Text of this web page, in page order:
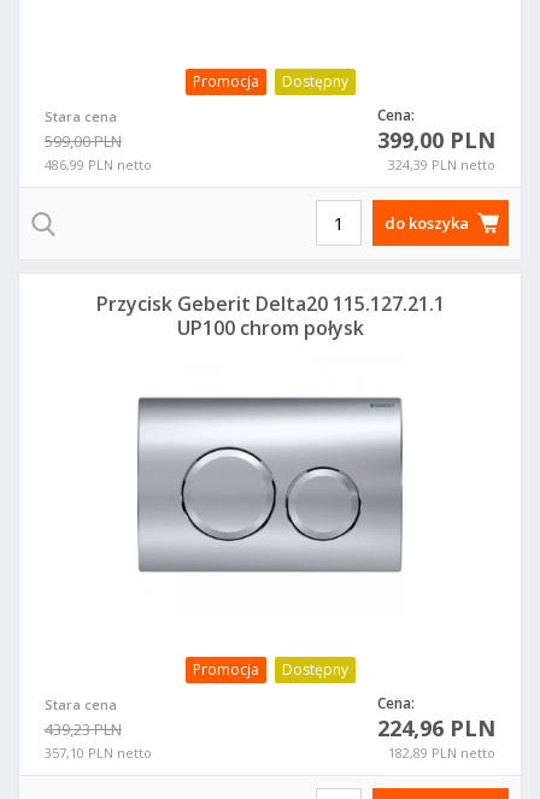
Promocja Dostępny
Stara cena
599,00 PLN
486,99 PLN netto
Cena:
399,00 PLN
324,39 PLN netto
do koszyka
Promocja Dostępny
Stara cena
439,23 PLN
357,10 PLN netto
Cena:
224,96 PLN
182,89 PLN netto
Przycisk Geberit Delta20 115.127.21.1
UP100 chrom połysk